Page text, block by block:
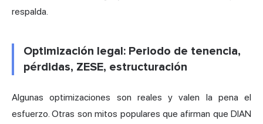
respalda.
Optimización legal: Periodo de tenencia,
pérdidas, ZESE, estructuración
Algunas optimizaciones son reales y valen la pena el
esfuerzo. Otras son mitos populares que afirman que DIAN